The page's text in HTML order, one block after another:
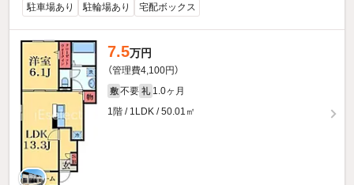
駐車場あり 駐輪場あり 宅配ボックス
7.5万円
（管理費4,100円）
敷 不要 礼 1.0ヶ月
1階 / 1LDK / 50.01㎡